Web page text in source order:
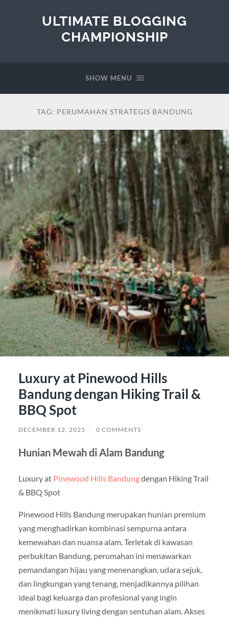
ULTIMATE BLOGGING
CHAMPIONSHIP
SHOW MENU
TAG: PERUMAHAN STRATEGIS BANDUNG
Luxury at Pinewood Hills
Bandung dengan Hiking Trail &
BBQ Spot
DECEMBER 12, 2025 / 0 COMMENTS
Hunian Mewah di Alam Bandung
Luxury atPinewood Hills Bandungdengan Hiking Trail
& BBQ Spot
Pinewood Hills Bandung merupakan hunian premium
yang menghadirkan kombinasi sempurna antara
kemewahan dan nuansa alam. Terletak di kawasan
perbukitan Bandung, perumahan ini menawarkan
pemandangan hijau yang menenangkan, udara sejuk,
dan lingkungan yang tenang, menjadikannya pilihan
ideal bagi keluarga dan profesional yang ingin
menikmati luxury living dengan sentuhan alam. Akses